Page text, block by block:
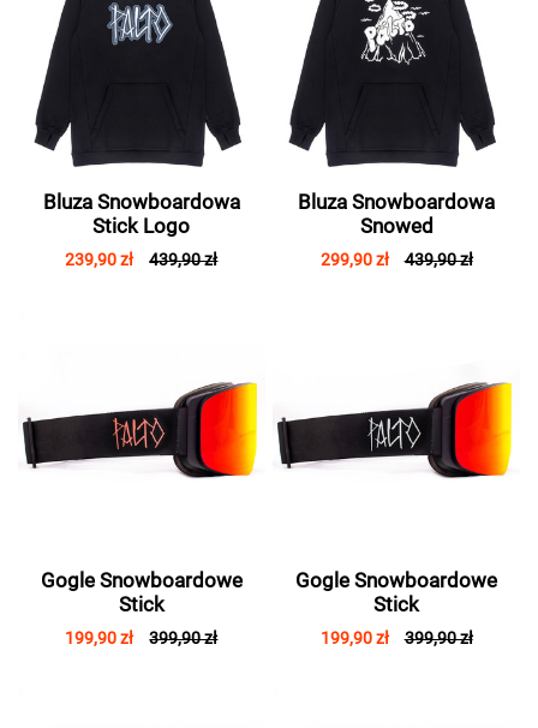
Bluza Snowboardowa
Stick Logo
239,90 zł 439,90 zł
Bluza Snowboardowa
Snowed
299,90 zł 439,90 zł
Gogle Snowboardowe
Stick
199,90 zł 399,90 zł
Gogle Snowboardowe
Stick
199,90 zł 399,90 zł